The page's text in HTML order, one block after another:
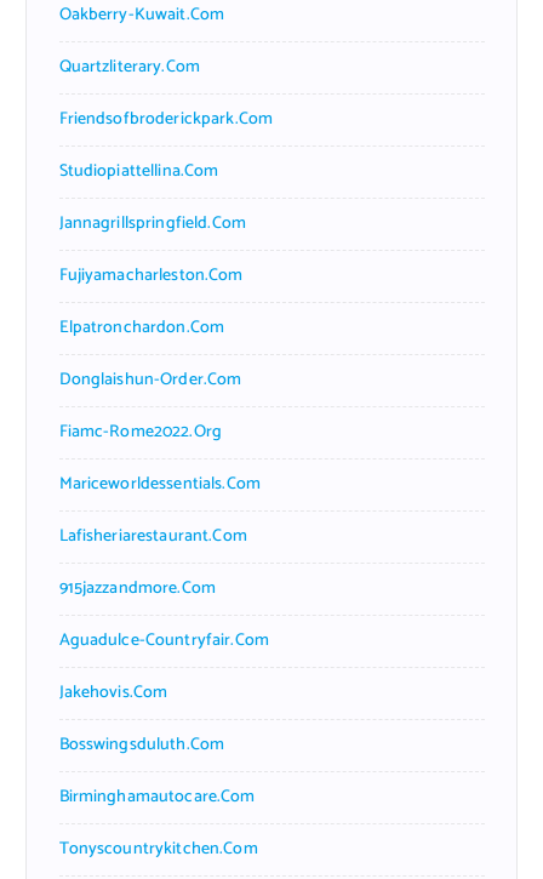
Oakberry-Kuwait.com
Quartzliterary.com
Friendsofbroderickpark.com
Studiopiattellina.com
Jannagrillspringfield.com
Fujiyamacharleston.com
Elpatronchardon.com
Donglaishun-Order.com
Fiamc-Rome2022.org
Mariceworldessentials.com
Lafisheriarestaurant.com
915jazzandmore.com
Aguadulce-Countryfair.com
Jakehovis.com
Bosswingsduluth.com
Birminghamautocare.com
Tonyscountrykitchen.com